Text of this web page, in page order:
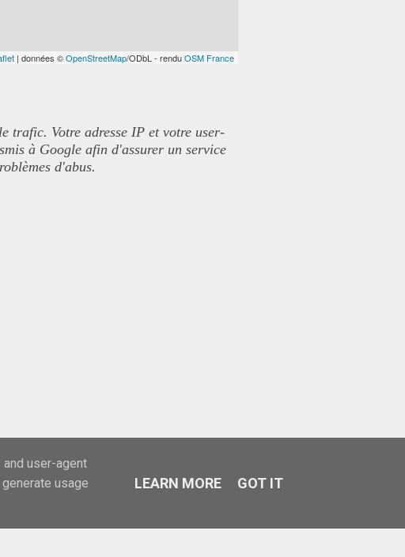
| données ©OpenStreetMap/ODbL - renduOSM France
trafic. Votre adresse IP et votre user-
à Google afin d'assurer un service
d'abus.
user-agent
usage
LEARN MORE GOT IT